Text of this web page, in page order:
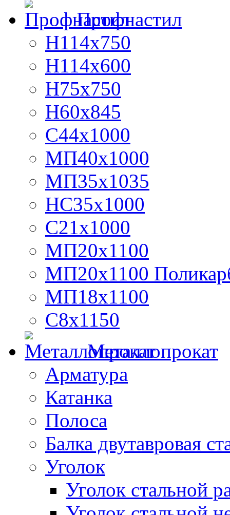
Профнастил
Н114х750
Н114х600
Н75х750
Н60х845
С44х1000
МП40х1000
МП35х1035
НС35х1000
С21х1000
МП20х1100
МП20х1100
МП18х1100
С8х1150
Металлопрокат
Арматура
Катанка
Полоса
Балка двутавровая
Уголок
Уголок стальной